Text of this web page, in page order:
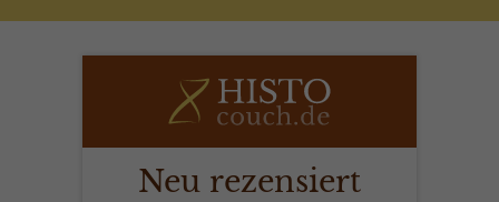
Neu rezensiert